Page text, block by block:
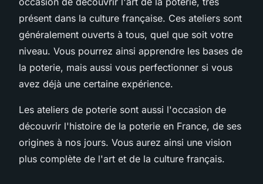
présent dans la culture française. Ces ateliers sont
généralement ouverts à tous, quel que soit votre
niveau. Vous pourrez ainsi apprendre les bases de
la poterie, mais aussi vous perfectionner si vous
avez déjà une certaine expérience.
Les ateliers de poterie sont aussi l'occasion de
découvrir l'histoire de la poterie en France, de ses
origines à nos jours. Vous aurez ainsi une vision
plus complète de l'art et de la culture français.